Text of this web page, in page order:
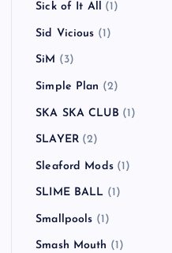
Sick of It All (1)
Sid Vicious (1)
SiM (3)
Simple Plan (2)
SKA SKA CLUB (1)
SLAYER(2)
Sleaford Mods(1)
SLIME BALL (1)
Smallpools (1)
Smash Mouth (1)